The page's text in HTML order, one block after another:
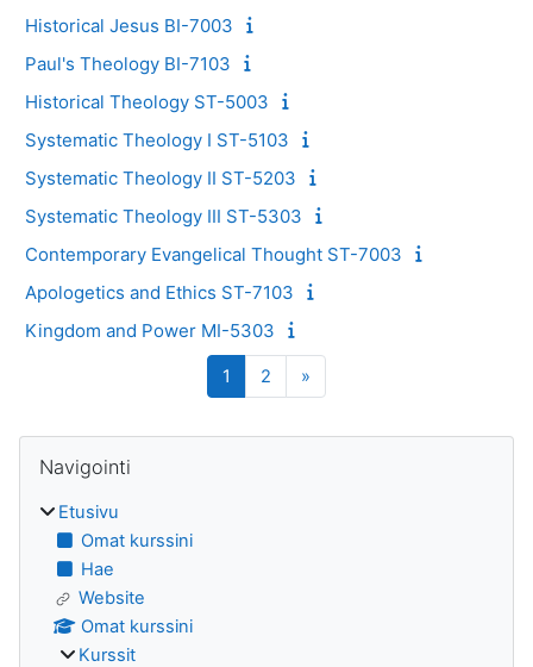
Historical Jesus BI-7003
Paul's Theology BI-7103
Historical Theology ST-5003
Systematic Theology I ST-5103
Systematic Theology II ST-5203
Systematic Theology III ST-5303
Contemporary Evangelical Thought ST-7003
Apologetics and Ethics ST-7103
Kingdom and Power MI-5303
1 Sivu 1
2 Sivu 2
»
Lohkot
Navigointi
Etusivu
Omat kurssini
Hae
Website
Omat kurssini
Kurssit